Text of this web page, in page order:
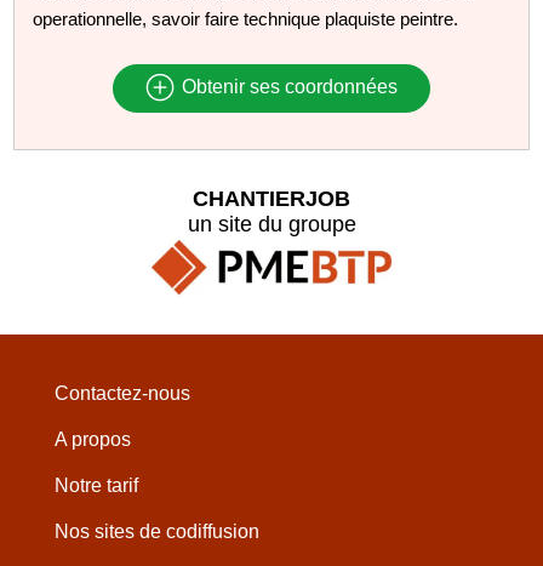
operationnelle, savoir faire technique plaquiste peintre.
Obtenir ses coordonnées
CHANTIERJOB
un site du groupe
Contactez-nous
A propos
Notre tarif
Nos sites de codiffusion